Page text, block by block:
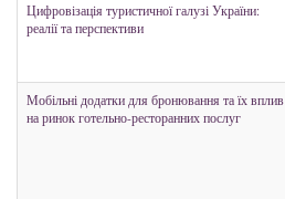
Цифровізація туристичної галузі України:
реалії та перспективи
Мобільні додатки для бронювання та їх вплив
на ринок готельно-ресторанних послуг